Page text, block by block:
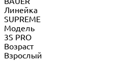
Линейка
SUPREME
Модель
3S PRO
Возраст
Взрослый